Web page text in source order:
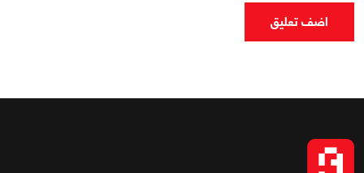
اضف تعليق